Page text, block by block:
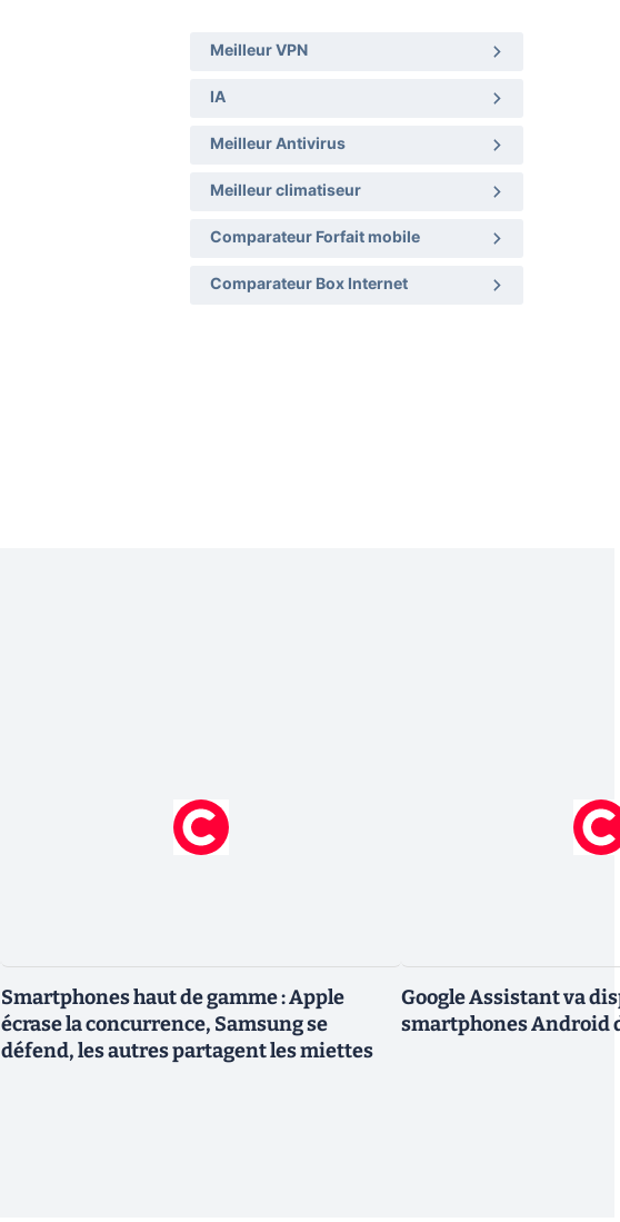
Meilleur VPN
IA
Meilleur Antivirus
Meilleur climatiseur
Comparateur Forfait mobile
Comparateur Box Internet
Smartphones haut de gamme : Apple
écrase la concurrence, Samsung se
défend, les autres partagent les miettes
Google Assistant va
smartphones Android